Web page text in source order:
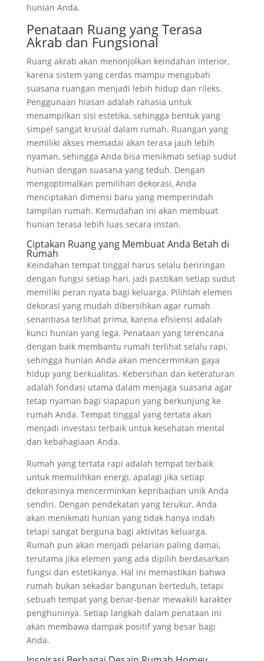
hunian Anda.
Penataan Ruang yang Terasa
Akrab dan Fungsional
Ruang akrab akan menonjolkan keindahan interior,
karena sistem yang cerdas mampu mengubah
suasana ruangan menjadi lebih hidup dan rileks.
Penggunaan hiasan adalah rahasia untuk
menampilkan sisi estetika, sehingga bentuk yang
simpel sangat krusial dalam rumah. Ruangan yang
memiliki akses memadai akan terasa jauh lebih
nyaman, sehingga Anda bisa menikmati setiap sudut
hunian dengan suasana yang teduh. Dengan
mengoptimalkan pemilihan dekorasi, Anda
menciptakan dimensi baru yang memperindah
tampilan rumah. Kemudahan ini akan membuat
hunian terasa lebih luas secara instan.
Ciptakan Ruang yang Membuat Anda Betah di
Rumah
Keindahan tempat tinggal harus selalu beriringan
dengan fungsi setiap hari, jadi pastikan setiap sudut
memiliki peran nyata bagi keluarga. Pilihlah elemen
dekorasi yang mudah dibersihkan agar rumah
senantiasa terlihat prima, karena efisiensi adalah
kunci hunian yang lega. Penataan yang terencana
dengan baik membantu rumah terlihat selalu rapi,
sehingga hunian Anda akan mencerminkan gaya
hidup yang berkualitas. Kebersihan dan keteraturan
adalah fondasi utama dalam menjaga suasana agar
tetap nyaman bagi siapapun yang berkunjung ke
rumah Anda. Tempat tinggal yang tertata akan
menjadi investasi terbaik untuk kesehatan mental
dan kebahagiaan Anda.
Rumah yang tertata rapi adalah tempat terbaik
untuk memulihkan energi, apalagi jika setiap
dekorasinya mencerminkan kepribadian unik Anda
sendiri. Dengan pendekatan yang terukur, Anda
akan menikmati hunian yang tidak hanya indah
tetapi sangat berguna bagi aktivitas keluarga.
Rumah pun akan menjadi pelarian paling damai,
terutama jika elemen yang ada dipilih berdasarkan
fungsi dan estetikanya. Hal ini memastikan bahwa
rumah bukan sekadar bangunan berteduh, tetapi
sebuah tempat yang benar-benar mewakili karakter
penghuninya. Setiap langkah dalam penataan ini
akan membawa dampak positif yang besar bagi
Anda.